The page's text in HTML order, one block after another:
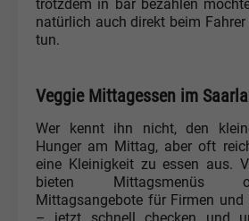
trotzdem in bar bezahlen
natürlich auch direkt beim
tun.
Veggie Mittagessen im
Wer kennt ihn nicht, den
Hunger am Mittag, aber oft
eine Kleinigkeit zu essen aus.
bieten Mittagsmenüs
Mittagsangebote für Firmen und